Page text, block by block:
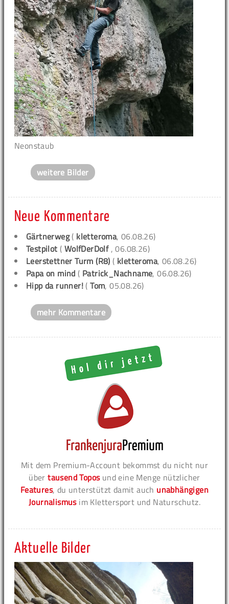
Neonstaub
weitere Bilder
Neue Kommentare
Gärtnerweg( kletteroma, 06.08.26)
Testpilot ( WolfDerDolf , 06.08.26)
Leerstettner Turm (R8) ( kletteroma, 06.08.26)
Papa on mind ( Patrick_Nachname, 06.08.26)
Hipp da runner! (Tom, 05.08.26)
mehr Kommentare
Mit dem Premium-Account bekommst du nicht nur
übertausend Toposund eine Menge nützlicher
Features, du unterstützt damit auch unabhängigen
Journalismusim Klettersport und Naturschutz.
Aktuelle Bilder